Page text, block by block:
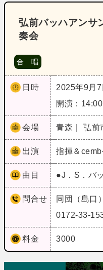
弘前バッハアンサ
奏会
合 唱
日時
2025年9月7
開演：14:00
会場 青森｜ 弘前
出演 指揮＆
曲目 ●J．S．バ
問合せ
同団（島口）
0172-33-
料金 3000